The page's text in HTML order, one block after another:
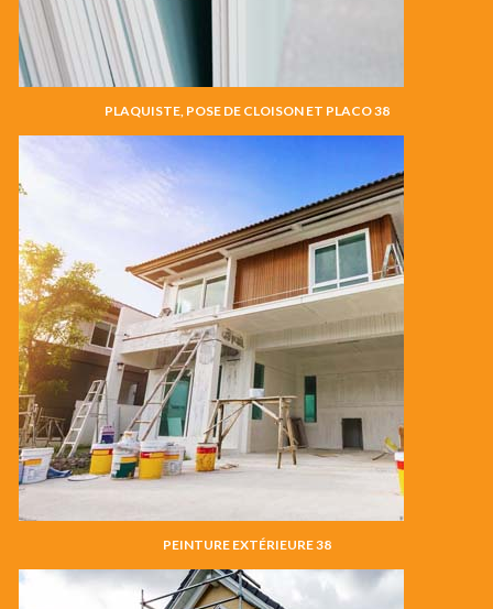
PLAQUISTE, POSE DE CLOISON ET PLACO 38
PEINTURE EXTÉRIEURE 38